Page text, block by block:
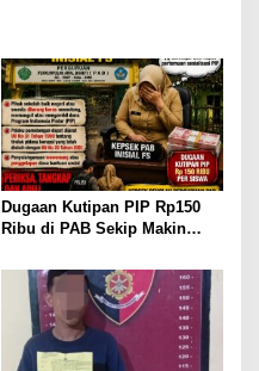
Dugaan Kutipan PIP Rp150
Ribu di PAB Sekip Makin
Segera Usut